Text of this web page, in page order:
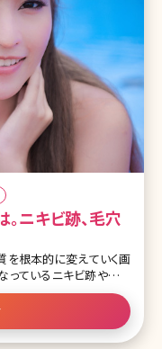
ニキビ跡、毛穴
を根本的に変えていく画
ているニキビ跡や開い
できないトラブルを改善
は自宅でできるダーマロ
る方も多いのではない
詳しくお話していきます。